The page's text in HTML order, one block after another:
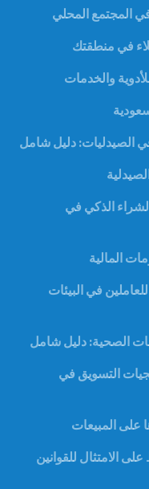
في المجتمع المحلي
في منطقتك
والخدمات
الصيدليات: دليل شامل
الذكي في
المالية
في البيئات
الصحية: دليل شامل
التسويق في
على المبيعات
الامتثال للقوانين